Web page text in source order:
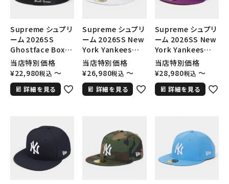
Follow us
Supreme シュプリ
ーム 2026SS
Ghostface Box
Logo New Era
Cap ゴーストフェイ
ス ボックスロゴ ニ
ューエラキャップ ブ
当店特別価格
¥22,980税込 〜
詳細を見る
Supreme シュプリ
ーム 2026SS New
York Yankees
New Era Cap ニュ
ーヨークヤンキース
ニューエラ キャップ
ホワイト
当店特別価格
¥26,980税込 〜
詳細を見る
Supreme シュプリ
ーム 2026SS New
York Yankees
New Era Cap ニュ
ーヨークヤンキース
ニューエラ キャップ
パープル
当店特別価格
¥28,980税込 〜
詳細を見る